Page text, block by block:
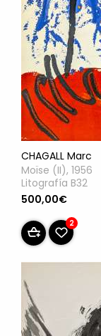
CHAGALL Marc
Moïse (II), 1956
Litografía B32
500,00€
2